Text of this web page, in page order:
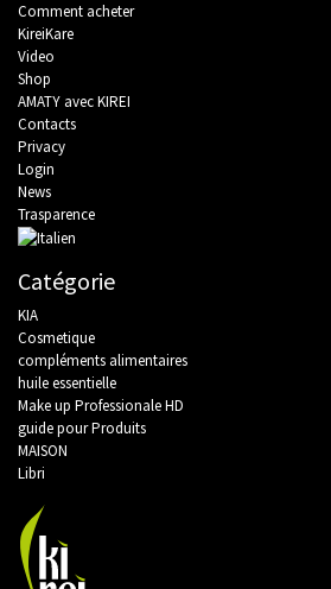
Comment acheter
KireiKare
Video
Shop
AMATY avec KIREI
Contacts
Privacy
Login
News
Trasparence
Catégorie
KIA
Cosmetique
compléments alimentaires
huile essentielle
Make up Professionale HD
guide pour Produits
MAISON
Libri